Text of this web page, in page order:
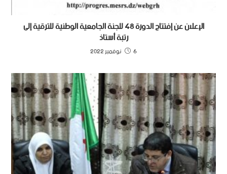
الإعلان عن إفتتاح الدورة 48 للجنة الجامعية الوطنية للترقية إلى
رتبة أستاذ
6 نوفمبر 2022